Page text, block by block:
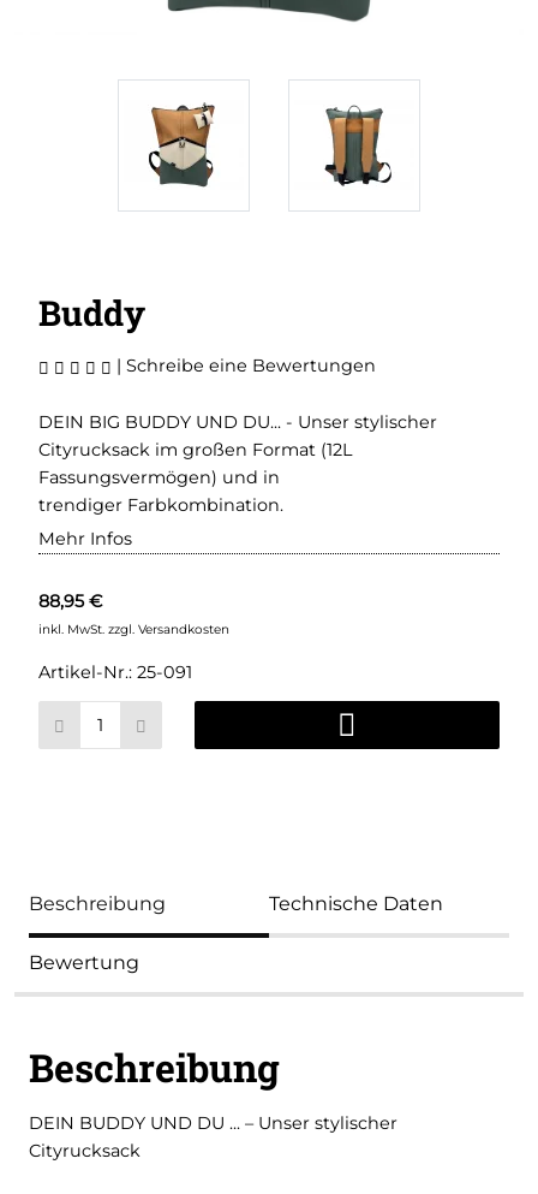
Buddy
| Schreibe eine Bewertungen
DEIN BIG BUDDY UND DU... - Unser stylischer
Cityrucksack im großen Format (12L
Fassungsvermögen) und in
trendiger Farbkombination.
Mehr Infos
88,95 €
inkl. MwSt. zzgl. Versandkosten
Artikel-Nr.: 25-091
Beschreibung Technische Daten
Bewertung
Beschreibung
DEIN BUDDY UND DU ... – Unser stylischer
Cityrucksack